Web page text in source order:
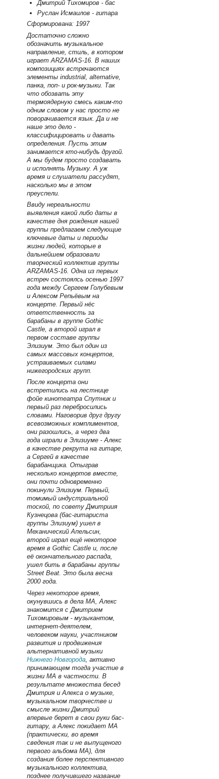
Дмитрий Тихомиров - бас
Руслан Исмаилов - гитара
Сформирована: 1997
Достаточно сложно
обозначить музыкальное
направление, стиль, в котором
играет ARZAMAS-16. В наших
композициях встречаются
элементы industrial, alternative,
панка, поп- и рок-музыки. Так
что обозвать эту
термоядерную смесь каким-то
одним словом у нас просто не
поворачивается язык. Да и не
наше это дело -
классифицировать и давать
определения. Пусть этим
занимается кто-нибудь другой.
А мы будем просто создавать
и исполнять Музыку. А уж
время и слушатели рассудят,
насколько мы в этом
преуспели.
Ввиду нереальности
выявления какой либо даты в
качестве дня рождения нашей
группы предлагаем следующие
ключевые даты и периоды
жизни людей, которые в
дальнейшем образовали
творческий коллектив группы
ARZAMAS-16. Одна из первых
встреч состоялсь осенью 1997
года между Сергеем Голубевым
и Алексом Репьёвым на
концерте. Первый нёс
ответственность за
барабаны в группе Gothic
Castle, а второй играл в
первом составе группы
Элизиум. Это был один из
самых массовых концертов,
устраиваемых силами
нижегородских групп.
После концерта они
встретились на лестнице
фойе кинотеатра Спутник и
первый раз перебросились
словами. Наговорив друг другу
всевозможных комплиментов,
они разошлись, а через два
года играли в Элизиуме - Алекс
в качестве рекрута на гитаре,
а Сергей в качестве
барабанщика. Отыграв
несколько концертов вместе,
они почти одновременно
покинули Элизиум. Первый,
томимый индустриальной
тоской, по совету Дмитриия
Кузнецова (бас-гитариста
группы Элизиум) ушел в
Механический Апельсин,
второй играл ещё некоторое
время в Gothic Castle и, после
её окончательного распада,
ушел бить в барабаны группы
Street Beat. Это была весна
2000 года.
Через некоторое время,
окунувшись в дела МА, Алекс
знакомится с Дмитрием
Тихомировым - музыкантом,
интернет-деятелем,
человеком науки, участником
развития и продвижения
альтернативной музыки
Нижнего Новгорода , активно
принимающем тогда участие в
жизни МА в частности. В
результате множества бесед
Дмитрия и Алекса о музыке,
музыкальном творчестве и
смысле жизни Дмитрий
впервые берет в свои руки бас-
гитару, а Алекс покидает МА
(практически, во время
сведения так и не выпущеного
первого альбома МА), для
создания более перспективного
музыкального коллектива,
позднее получившего название